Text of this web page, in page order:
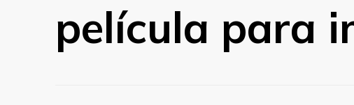
película para